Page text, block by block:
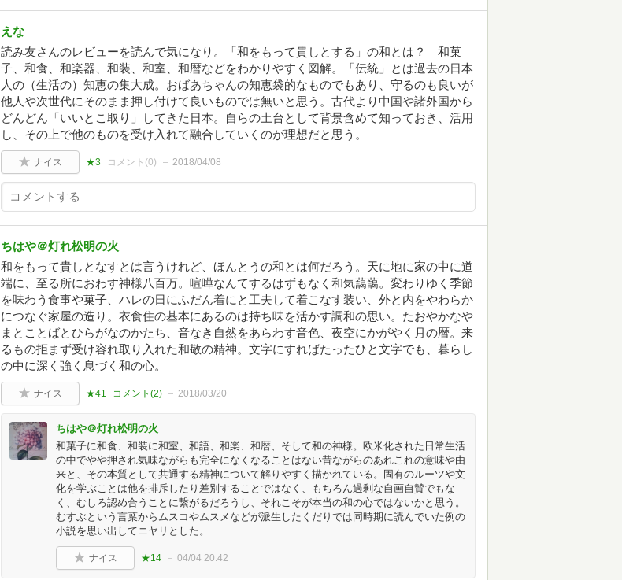
えな
読み友さんのレビューを読んで気になり。「和をもって貴しとする」の和とは？ 和菓
子、和食、和楽器、和装、和室、和暦などをわかりやすく図解。「伝統」とは過去の日本
人の（生活の）知恵の集大成。おばあちゃんの知恵袋的なものでもあり、守るのも良いが
他人や次世代にそのまま押し付けて良いものでは無いと思う。古代より中国や諸外国から
どんどん「いいとこ取り」してきた日本。自らの土台として背景含めて知っておき、活用
し、その上で他のものを受け入れて融合していくのが理想だと思う。
ナイス ★3 コメント(0) 2018/04/08
ちはや＠灯れ松明の火
和をもって貴しとなすとは言うけれど、ほんとうの和とは何だろう。天に地に家の中に道
端に、至る所におわす神様八百万。喧嘩なんてするはずもなく和気藹藹。変わりゆく季節
を味わう食事や菓子、ハレの日にふだん着にと工夫して着こなす装い、外と内をやわらか
につなぐ家屋の造り。衣食住の基本にあるのは持ち味を活かす調和の思い。たおやかなや
まとことばとひらがなのかたち、音なき自然をあらわす音色、夜空にかがやく月の暦。来
るもの拒まず受け容れ取り入れた和敬の精神。文字にすればたったひと文字でも、暮らし
の中に深く強く息づく和の心。
ナイス ★41 コメント(2) 2018/03/20
ちはや＠灯れ松明の火
和菓子に和食、和装に和室、和語、和楽、和暦、そして和の神様。欧米化された日常生活
の中でやや押され気味ながらも完全になくなることはない昔ながらのあれこれの意味や由
来と、その本質として共通する精神について解りやすく描かれている。固有のルーツや文
化を学ぶことは他を排斥したり差別することではなく、もちろん過剰な自画自賛でもな
く、むしろ認め合うことに繋がるだろうし、それこそが本当の和の心ではないかと思う。
むすぶという言葉からムスコやムスメなどが派生したくだりでは同時期に読んでいた例の
小説を思い出してニヤリとした。
ナイス ★14 04/04 20:42